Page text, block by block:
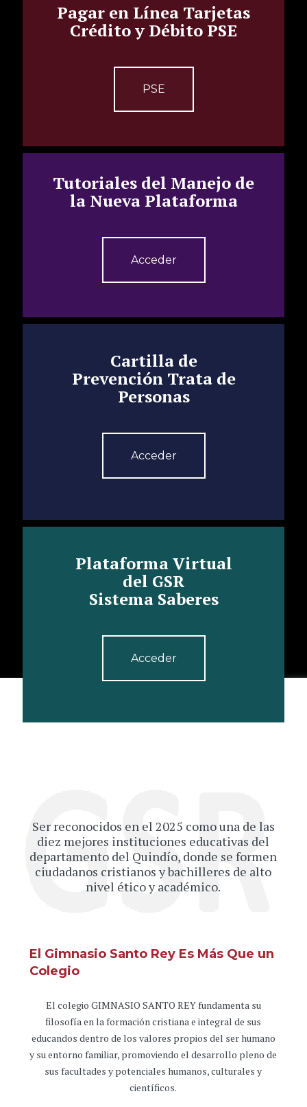
Pagar en Línea Tarjetas
Crédito y Débito PSE
PSE
Tutoriales del Manejo de
la Nueva Plataforma
Acceder
Cartilla de
Prevención Trata de
Personas
Acceder
Plataforma Virtual
del GSR
Sistema Saberes
Acceder
Ser reconocidos en el 2025 como una de las
diez mejores instituciones educativas del
departamento del Quindío, donde se formen
ciudadanos cristianos y bachilleres de alto
nivel ético y académico.
El Gimnasio Santo Rey Es Más Que un
Colegio
El colegio GIMNASIO SANTO REY fundamenta su
filosofía en la formación cristiana e integral de sus
educandos dentro de los valores propios del ser humano
y su entorno familiar, promoviendo el desarrollo pleno de
sus facultades y potenciales humanos, culturales y
científicos.